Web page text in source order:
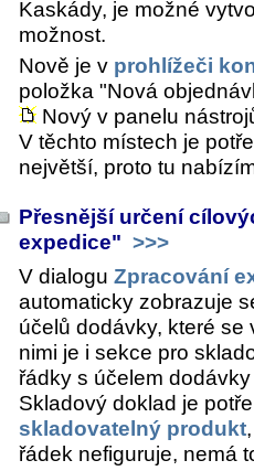
Kaskády, je možné
možnost.
Nově je v prohlížeči
položka "Nová
Nový v panelu
V těchto místech je
největší, proto tu
Přesnější určení
expedice" >>>
V dialogu Zpracování
automaticky zobrazuje
účelů dodávky, které
nimi je i sekce pro
řádky s účelem
Skladový doklad je
skladovatelný produkt
řádek nefiguruje, nemá